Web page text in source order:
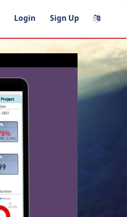
Login Sign Up